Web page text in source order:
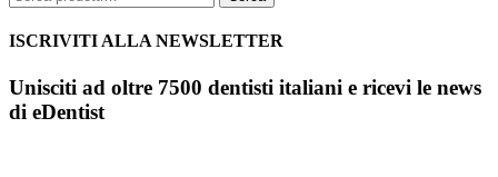
ISCRIVITI ALLA NEWSLETTER
Unisciti ad oltre 7500 dentisti italiani e ricevi le news
di eDentist